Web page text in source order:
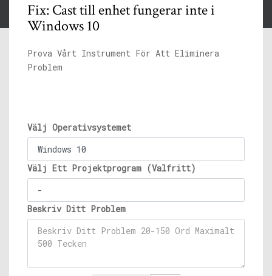
Fix: Cast till enhet fungerar inte i
Windows 10
Prova Vårt Instrument För Att Eliminera
Problem
Välj Operativsystemet
Välj Ett Projektprogram (Valfritt)
Beskriv Ditt Problem